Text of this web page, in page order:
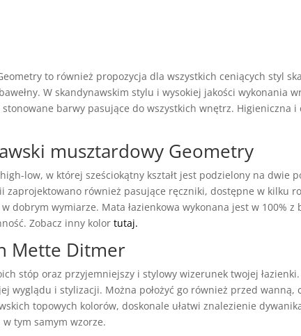
to również propozycja dla wszystkich ceniących styl
W skandynawskim stylu i wysokiej jakości wykonania
barwy pasujące do wszystkich wnętrz. Higieniczna i
musztardowy Geometry
low, w której sześciokątny kształt jest podzielony na dwie
zaprojektowano również pasujące ręczniki, dostępne w kilku
wymiarze. Mata łazienkowa wykonana jest w 100% z
Zobacz inny kolor tutaj.
Mette Ditmer
stóp oraz przyjemniejszy i stylowy wizerunek twojej
wyglądu i stylizacji. Można położyć go również przed
topowych kolorów, doskonale ułatwi znalezienie
tym samym wzorze.